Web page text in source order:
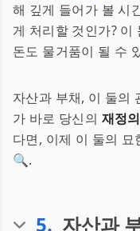
해 깊게 들어가 볼 시
게 처리할 것인가? 이
돈도 물거품이 될 수
자산과 부채, 이 둘의
가 바로 당신의 재정
다면, 이제 이 둘의
🔍.
5. 자산과